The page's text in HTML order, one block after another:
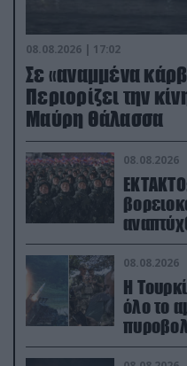
08.08.2026 | 17:02
Σε «αναμμένα
Περιορίζει την
Μαύρη Θάλασσα
08.08.2026
Ρωσία
08.08.2026
Η
όλο το
ΑΤΑCMS